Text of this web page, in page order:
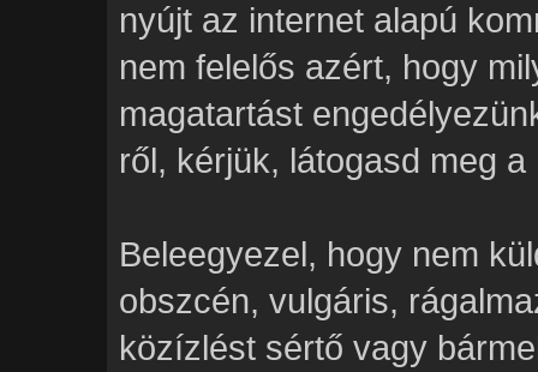
nyújt az internet alapú
nem felelős azért, hogy
magatartást
ről, kérjük, látogasd meg a
Beleegyezel, hogy nem
obszcén, vulgáris,
közízlést sértő vagy